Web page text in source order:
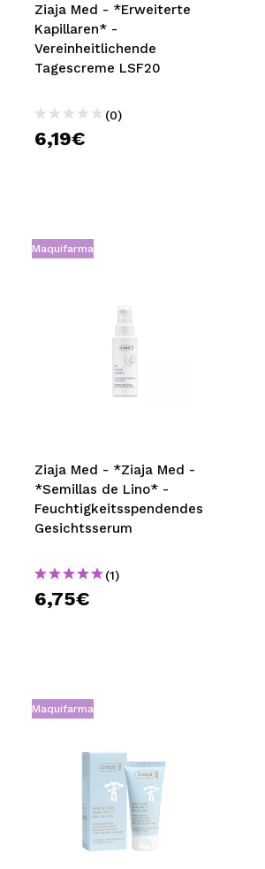
Ziaja Med - *Erweiterte
Kapillaren* -
Vereinheitlichende
Tagescreme LSF20
(0)
6,19€
Maquifarma
Ziaja Med - *Ziaja Med -
*Semillas de Lino* -
Feuchtigkeitsspendendes
Gesichtsserum
(1)
6,75€
Maquifarma